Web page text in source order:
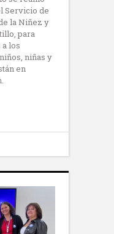
Servicio de
la Niñez y
para
los
niñas y
en